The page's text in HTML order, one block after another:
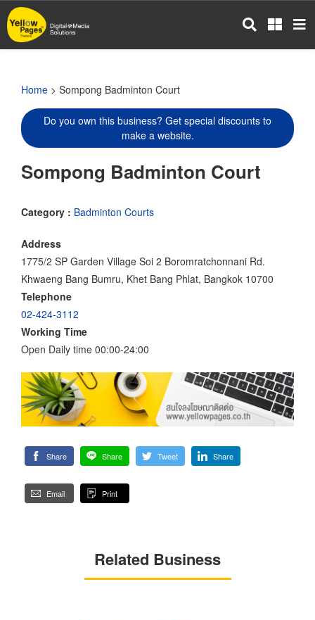
Skip
to
main
Home > Sompong Badminton Court
Do you own this business? Get special discounts to
make a website.
Sompong Badminton Court
Category : Badminton Courts
Address
1775/2 SP Garden Village Soi 2 Boromratchonnani Rd.
Khwaeng Bang Bumru, Khet Bang Phlat, Bangkok 10700
Telephone
02-424-3112
Working Time
Open Daily time 00:00-24:00
Share Share Tweet Share
Email Print
Related Business